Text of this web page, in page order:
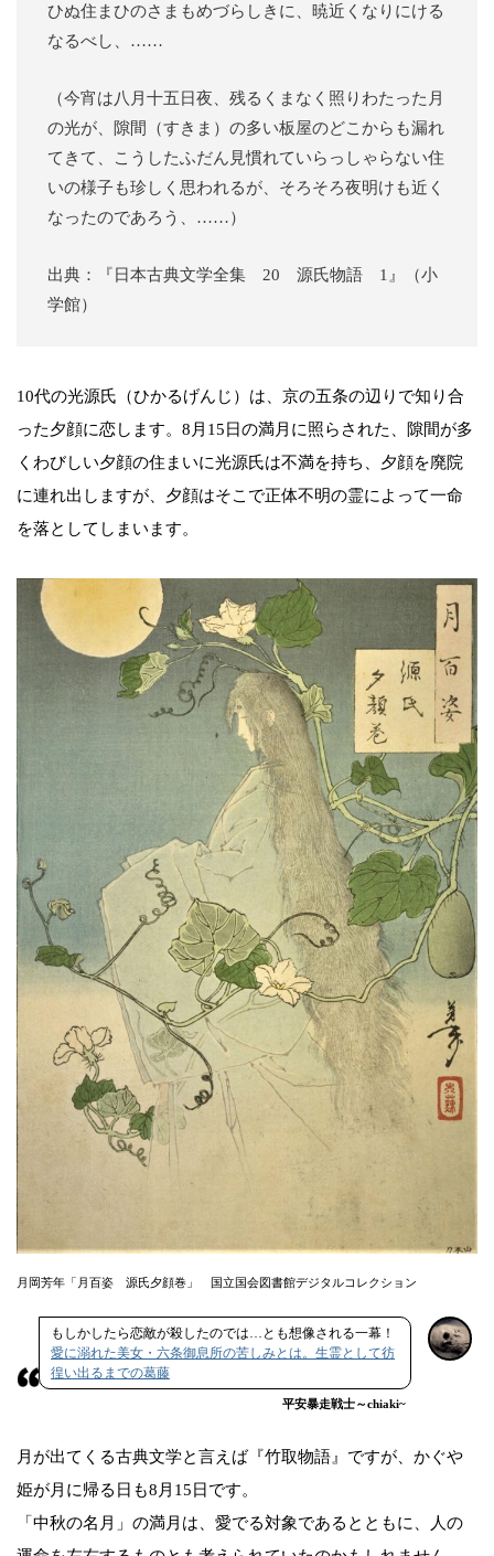
ひぬ住まひのさまもめづらしきに、暁近くなりにける
なるべし、……
（今宵は八月十五日夜、残るくまなく照りわたった月
の光が、隙間（すきま）の多い板屋のどこからも漏れ
てきて、こうしたふだん見慣れていらっしゃらない住
いの様子も珍しく思われるが、そろそろ夜明けも近く
なったのであろう、……）
出典：『日本古典文学全集 20 源氏物語 1』（小
学館）
10代の光源氏（ひかるげんじ）は、京の五条の辺りで知り合
った夕顔に恋します。8月15日の満月に照らされた、隙間が多
くわびしい夕顔の住まいに光源氏は不満を持ち、夕顔を廃院
に連れ出しますが、夕顔はそこで正体不明の霊によって一命
を落としてしまいます。
月岡芳年「月百姿 源氏夕顔巻」 国立国会図書館デジタルコレクション
もしかしたら恋敵が殺したのでは…とも想像される一幕！
愛に溺れた美女・六条御息所の苦しみとは。生霊として彷
徨い出るまでの葛藤
平安暴走戦士～chiaki~
月が出てくる古典文学と言えば『竹取物語』ですが、かぐや
姫が月に帰る日も8月15日です。
「中秋の名月」の満月は、愛でる対象であるとともに、人の